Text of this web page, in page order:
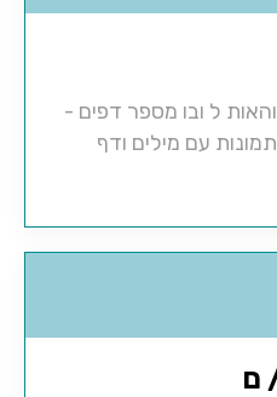
ל ובו מספר דפים -
עם מילים ודף
ם